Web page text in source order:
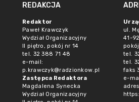
REDAKCJA
Redaktor
Paweł Krawczyk
Wydział Organizacyjny
II piętro, pokój nr 14
tel. 32 388 71 48
e-mail:
p.krawczyk@radzionkow.pl
Zastępca Redaktora
Magdalena Synecka
Wydział Organizacyjny
ul.
41-
tel.
tel.
faks
e-